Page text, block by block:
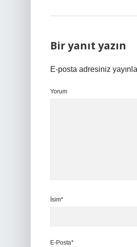
Bir yanıt yazın
E-posta adresiniz
Yorum
İsim*
E-Posta*